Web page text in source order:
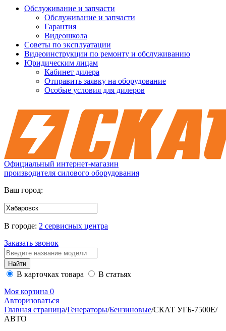
Обслуживание и запчасти
Обслуживание и запчасти
Гарантия
Видеошкола
Советы по эксплуатации
Видеоинструкции по ремонту и обслуживанию
Юридическим лицам
Кабинет дилера
Отправить заявку на оборудование
Особые условия для дилеров
Официальный интернет-магазин
производителя силового оборудования
Ваш город:
В городе: 2 сервисных центра
Заказать звонок
В карточках товара
В статьях
Моя корзина 0
Авторизоваться
Главная страница/Генераторы/Бензиновые/СКАТ УГБ-7500Е/
АВТО